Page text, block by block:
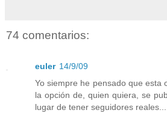
74 comentarios:
euler 14/9/09
Yo siempre he pensado que esta
la opción de, quien quiera, se
lugar de tener seguidores reales...